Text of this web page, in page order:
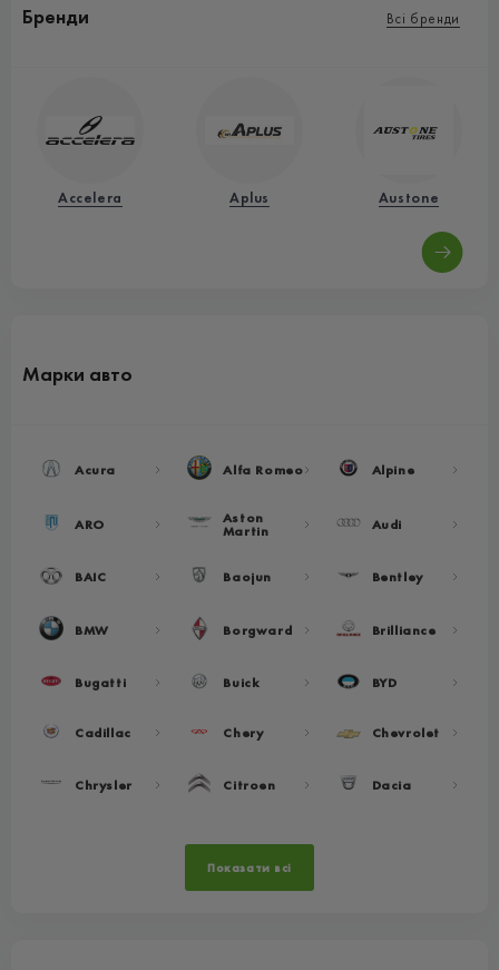
Бренди Всі бренди
Accelera Aplus Austone
Марки авто
Acura Alfa Romeo Alpine
ARO Aston
Martin Audi
BAIC Baojun Bentley
BMW Borgward Brilliance
Bugatti Buick BYD
Cadillac Chery Chevrolet
Chrysler Citroen Dacia
Показати всі